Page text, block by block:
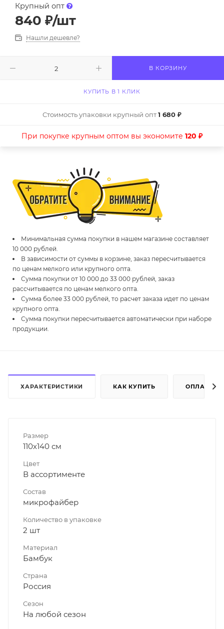
Крупный опт
840 ₽/шт
Нашли дешевле?
В КОРЗИНУ
КУПИТЬ В 1 КЛИК
Стоимость упаковки крупный опт1 680 ₽
При покупке крупным оптом вы экономите 120 ₽
Минимальная сумма покупки в нашем магазине составляет
10 000 рублей.
В зависимости от суммы в корзине, заказ пересчитывается
по ценам мелкого или крупного опта.
Сумма покупки от 10 000 до 33 000 рублей, заказ
рассчитывается по ценам мелкого опта.
Сумма более 33 000 рублей, то расчет заказа идет по ценам
крупного опта.
Сумма покупки пересчитывается автоматически при наборе
продукции.
ХАРАКТЕРИСТИКИ КАК КУПИТЬ ОПЛАТА
Размер
110х140 см
Цвет
В ассортименте
Состав
микрофайбер
Количество в упаковке
2 шт
Материал
Бамбук
Страна
Россия
Сезон
На любой сезон